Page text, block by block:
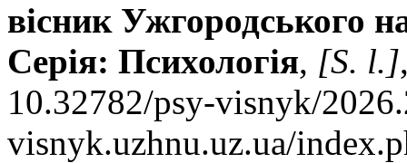
вісник Ужгородського
Серія: Психологія, [S. l.]
10.32782/psy-visnyk/
visnyk.uzhnu.uz.ua/